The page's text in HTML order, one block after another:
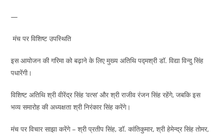
—
मंच पर विशिष्ट उपस्थिति
इस आयोजन की गरिमा को बढ़ाने के लिए मुख्य अतिथि पद्मश्री डॉ. विद्या विन्दु सिंह
पधारेंगी।
विशिष्ट अतिथि श्री वीरेंद्र सिंह ‘वत्स’ और श्री राजीव रंजन सिंह रहेंगे, जबकि इस
भव्य समारोह की अध्यक्षता श्री निरंकार सिंह करेंगे।
मंच पर विचार साझा करेंगे – श्री प्रतीप सिंह, डॉ. कांतिकुमार, श्री हेमेन्द्र सिंह तोमर,